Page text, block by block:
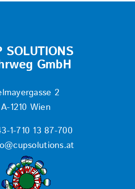
SOLUTIONS
GmbH
2
A-1210 Wien
1-710 13 87-700